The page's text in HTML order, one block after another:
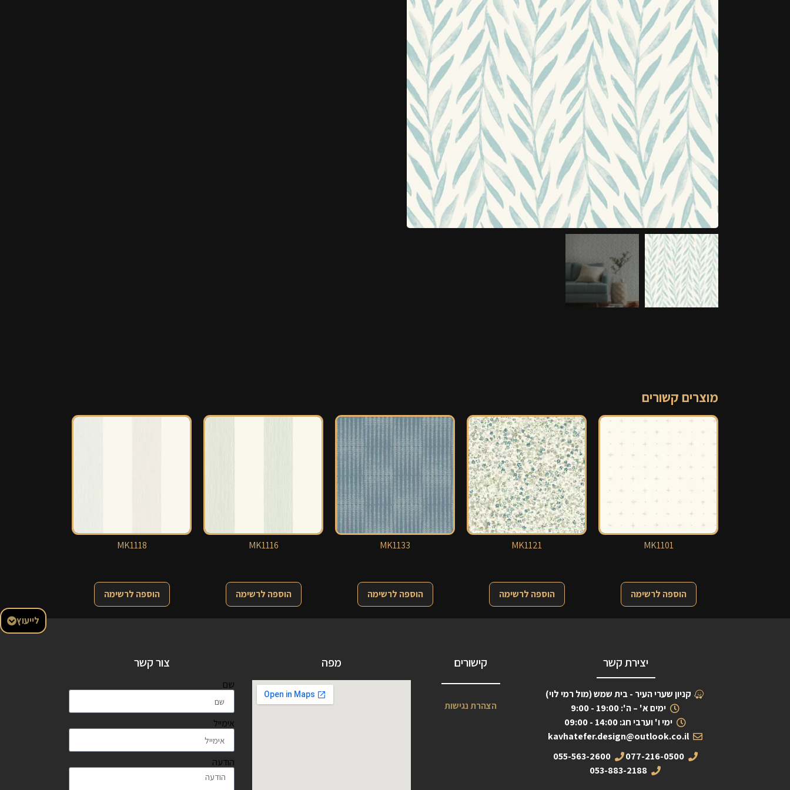
לייעוץ
מוצרים קשורים
MK1101
הוספה לרשימה
MK1121
הוספה לרשימה
MK1133
הוספה לרשימה
MK1116
הוספה לרשימה
MK1118
הוספה לרשימה
יצירת קשר
קניון שערי העיר - בית שמש (מול רמי לוי)
ימים א' – ה': 19:00 - 9:00
ימי ו' וערבי חג: 14:00 - 09:00
kavhatefer.design@outlook.co.il
077-216-0500
055-563-2600
053-883-2188
קישורים
הצהרת נגישות
מפה צור קשר
שם
אימייל
הודעה